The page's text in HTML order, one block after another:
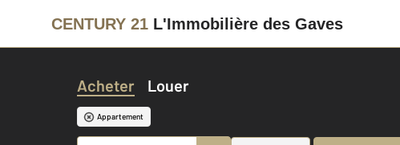
CENTURY 21 L'Immobilière des Gaves
Acheter Louer
Appartement